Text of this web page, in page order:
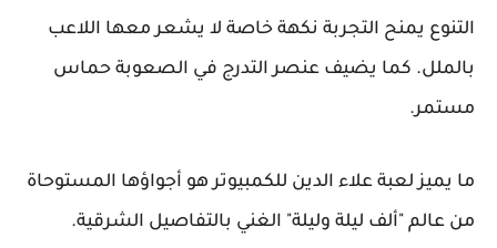
التنوع يمنح التجربة نكهة خاصة لا يشعر معها اللاعب
بالملل. كما يضيف عنصر التدرج في الصعوبة حماس
مستمر.
ما يميز لعبة علاء الدين للكمبيوتر هو أجواؤها المستوحاة
من عالم "ألف ليلة وليلة" الغني بالتفاصيل الشرقية.